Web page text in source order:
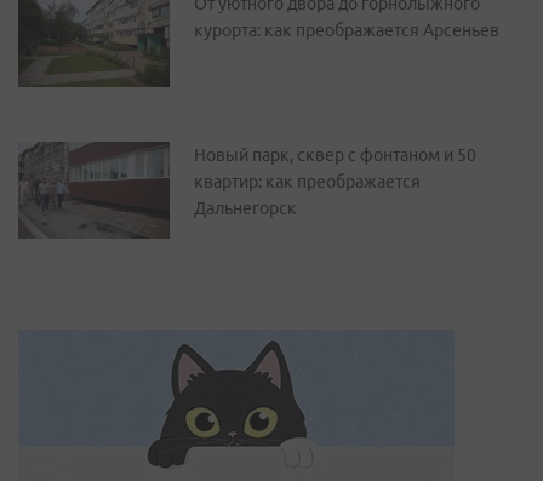
От уютного двора до горнолыжного
курорта: как преображается Арсеньев
Новый парк, сквер с фонтаном и 50
квартир: как преображается
Дальнегорск